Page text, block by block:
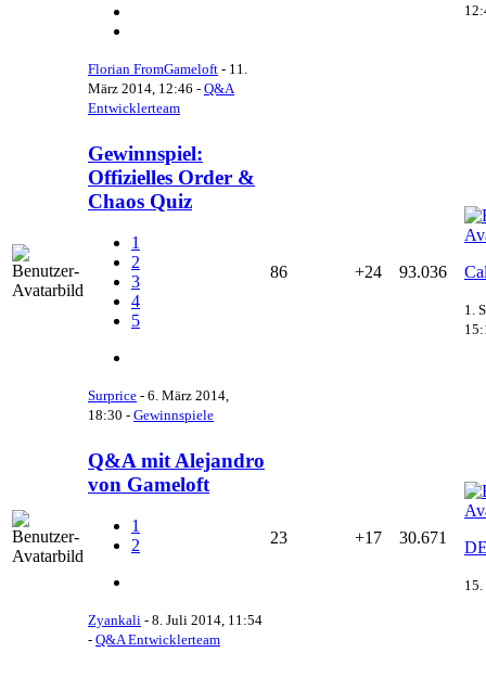
Florian FromGameloft - 11.
März 2014, 12:46 - Q&A
Entwicklerteam
Gewinnspiel:
Offizielles Order &
Chaos Quiz
1
2
3
4
5
Surprice - 6. März 2014,
18:30 - Gewinnspiele
86 +24 93.036
1.
Q&A mit Alejandro
von Gameloft
1
2
Zyankali - 8. Juli 2014, 11:54
- Q&A Entwicklerteam
23 +17 30.671